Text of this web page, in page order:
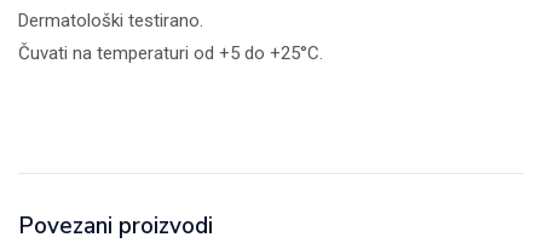
Dermatološki testirano.
Čuvati na temperaturi od +5 do +25°C.
Povezani proizvodi